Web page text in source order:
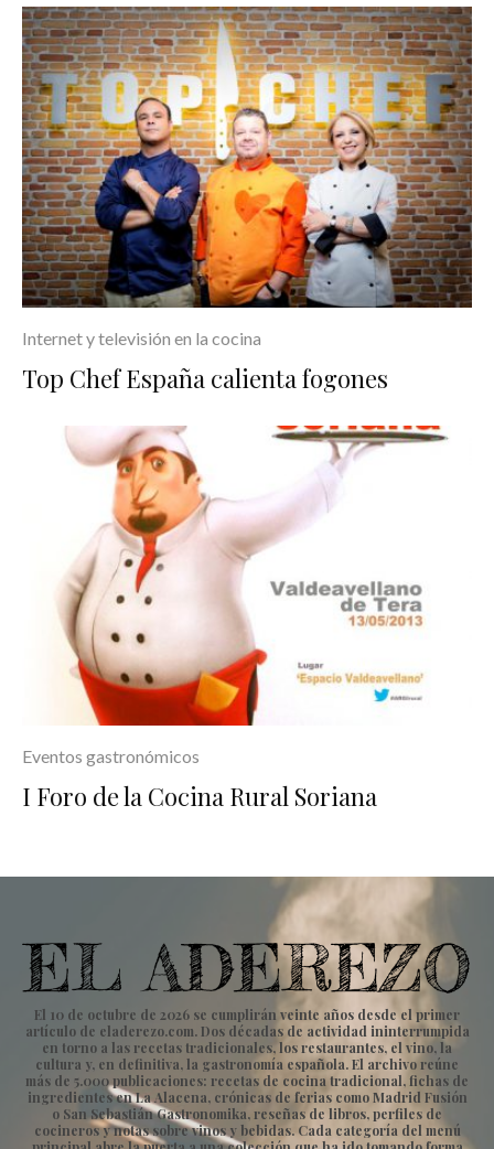
Internet y televisión en la cocina
Top Chef España calienta fogones
Eventos gastronómicos
I Foro de la Cocina Rural Soriana
El 10 de octubre de 2026 se cumplirán veinte años desde el primer
artículo de eladerezo.com. Dos décadas de actividad ininterrumpida
en torno a las recetas tradicionales, los restaurantes, el vino, la
cultura y, en definitiva, la gastronomía española. El archivo reúne
más de 5.000 publicaciones: recetas de cocina tradicional, fichas de
ingredientes en La Alacena, crónicas de ferias como Madrid Fusión
o San Sebastián Gastronomika, reseñas de libros, perfiles de
cocineros y notas sobre vinos y bebidas. Cada categoría del menú